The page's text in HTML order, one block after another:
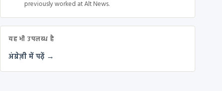
previously worked at Alt News.
यह भी उपलब्ध है
अंग्रेज़ी में पढ़ें →